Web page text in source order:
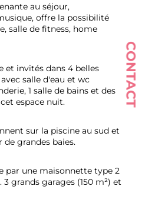
CONTACT
au séjour,
offre la possibilité
salle de fitness, home
et invités dans 4 belles
salle d'eau et wc
1 salle de bains et des
espace nuit.
sur la piscine au sud et
de grandes baies.
par une maisonnette type 2
grands garages (150 m²) et